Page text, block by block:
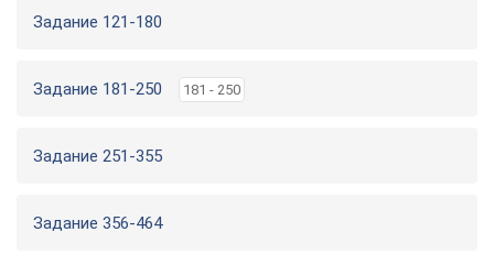
Задание 121-180
Задание 181-250 181 - 250
Задание 251-355
Задание 356-464